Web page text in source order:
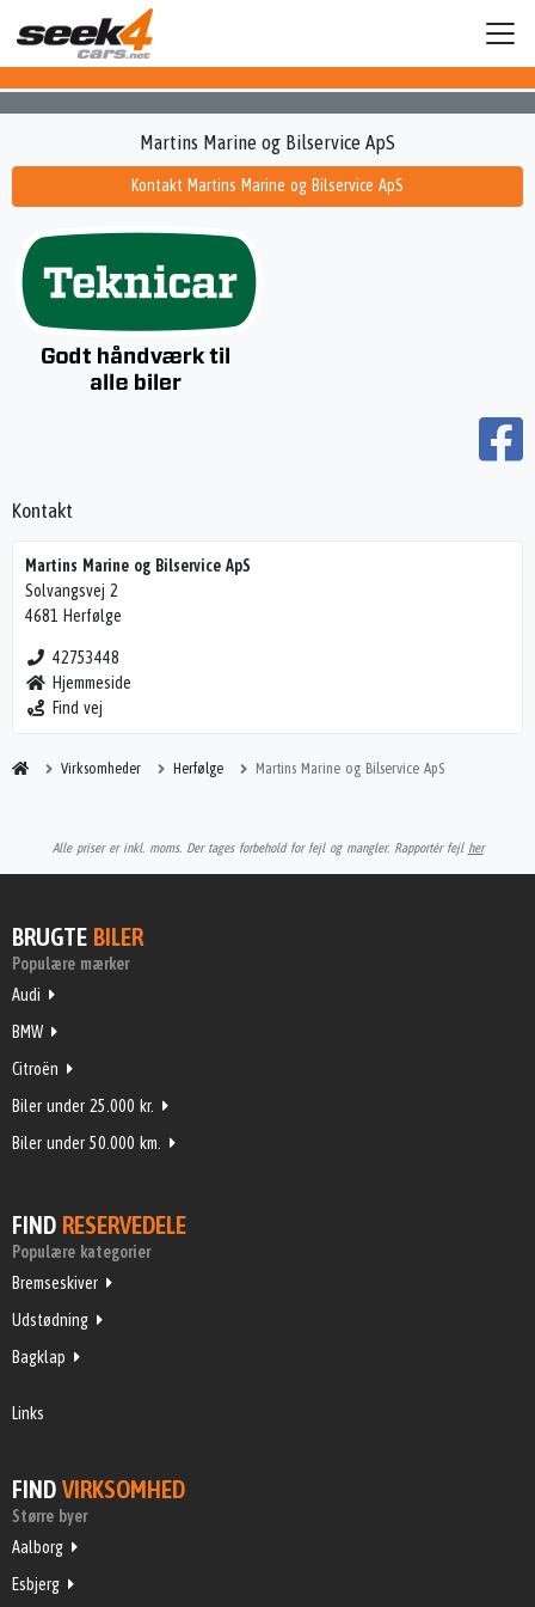
Kontakt Martins Marine og Bilservice ApS
Kontakt
Martins Marine og Bilservice ApS
Solvangsvej 2
4681 Herfølge
42753448
Hjemmeside
Find vej
Virksomheder Herfølge Martins Marine og Bilservice ApS
Martins Marine og Bilservice ApS
Alle priser er inkl. moms. Der tages forbehold for fejl og mangler. Rapportér fejl her
BRUGTE BILER
Populære mærker
Audi
BMW
Citroën
Biler under 25.000 kr.
Biler under 50.000 km.
FIND RESERVEDELE
Populære kategorier
Bremseskiver
Udstødning
Bagklap
Links
FIND VIRKSOMHED
Større byer
Aalborg
Esbjerg